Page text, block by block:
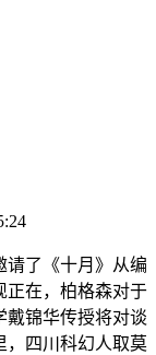
了《十月》从编
正在，柏格森对于
戴锦华传授将对谈
，四川科幻人取莫